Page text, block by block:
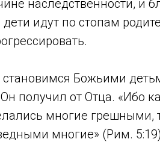
наследственности, и
идут по стопам
Божьими
получил от Отца. «Ибо
многие грешными,
многие» (Рим.